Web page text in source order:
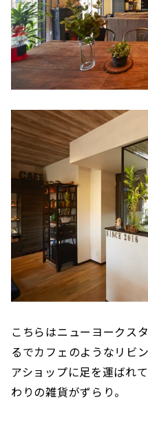
こちらはニューヨークス
るでカフェのようなリビ
アショップに足を運ばれ
わりの雑貨がずらり。